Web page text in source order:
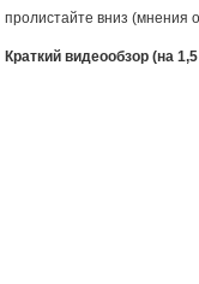
пролистайте вниз (мнения
Краткий видеообзор (на